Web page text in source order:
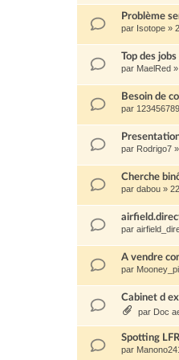
Problème
par Isotope »
Top des
par MaelRed »
Besoin de
par
par Rodrigo7 »
Cherche
par dabou »
par
A vendre
par
Cabinet d
par Doc
Spotting
par